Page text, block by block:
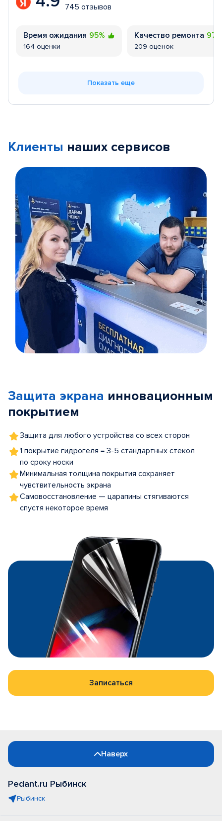
745 отзывов
Время ожидания 95%
164 оценки
Качество ремонта
209 оценок
Показать еще
Клиенты наших сервисов
5
Защита экрана инновационным
покрытием
Защита для любого устройства со всех сторон
1 покрытие гидрогеля = 3-5 стандартных стекол
по сроку носки
Минимальная толщина покрытия сохраняет
чувствительность экрана
Самовосстановление — царапины стягиваются
спустя некоторое время
Записаться
Наверх
Pedant.ru Рыбинск
Рыбинск